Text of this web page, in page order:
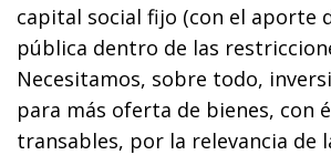
capital social fijo (con el aporte
pública dentro de las
Necesitamos, sobre todo,
para más oferta de bienes, con
transables, por la relevancia de